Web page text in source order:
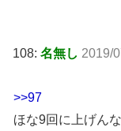
108: 名無し 2019/
>>97
ほな9回に上げん